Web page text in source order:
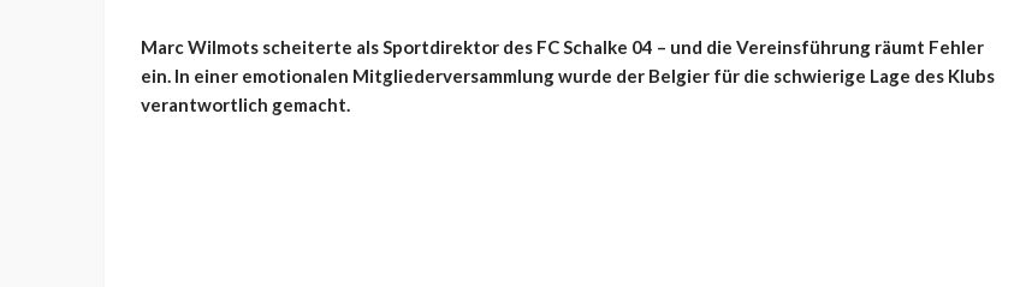
Marc Wilmots scheiterte als Sportdirektor des FC Schalke 04 – und die Vereinsführung räumt Fehler
ein. In einer emotionalen Mitgliederversammlung wurde der Belgier für die schwierige Lage des Klubs
verantwortlich gemacht.